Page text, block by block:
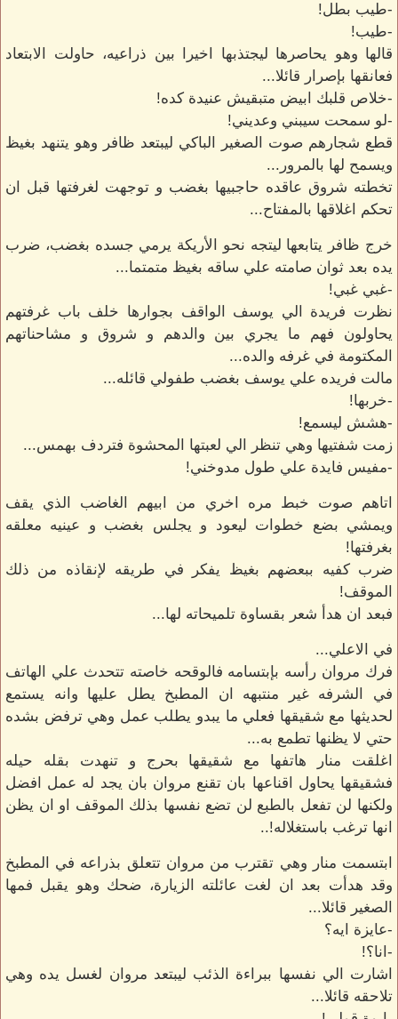
-طيب بطل!
-طيب!
قالها وهو يحاصرها ليجتذبها اخيرا بين ذراعيه، حاولت الابتعاد
فعانقها بإصرار قائلا...
-خلاص قلبك ابيض متبقيش عنيدة كده!
-لو سمحت سيبني وعديني!
قطع شجارهم صوت الصغير الباكي ليبتعد ظافر وهو يتنهد بغيظ
ويسمح لها بالمرور...
تخطته شروق عاقده حاجبيها بغضب و توجهت لغرفتها قبل ان
تحكم اغلاقها بالمفتاح...
خرج ظافر يتابعها ليتجه نحو الأريكة يرمي جسده بغضب، ضرب
يده بعد ثوان صامته علي ساقه بغيظ متمتما...
-غبي غبي!
نظرت فريدة الي يوسف الواقف بجوارها خلف باب غرفتهم
يحاولون فهم ما يجري بين والدهم و شروق و مشاحناتهم
المكتومة في غرفه والده...
مالت فريده علي يوسف بغضب طفولي قائله...
-خربها!
-هشش ليسمع!
زمت شفتيها وهي تنظر الي لعبتها المحشوة فتردف بهمس...
-مفيس فايدة علي طول مدوخني!
اتاهم صوت خبط مره اخري من ابيهم الغاضب الذي يقف
ويمشي بضع خطوات ليعود و يجلس بغضب و عينيه معلقه
بغرفتها!
ضرب كفيه ببعضهم بغيظ يفكر في طريقه لإنقاذه من ذلك
الموقف!
فبعد ان هدأ شعر بقساوة تلميحاته لها...
في الاعلي...
فرك مروان رأسه بإبتسامه فالوقحه خاصته تتحدث علي الهاتف
في الشرفه غير منتبهه ان المطبخ يطل عليها وانه يستمع
لحديثها مع شقيقها فعلي ما يبدو يطلب عمل وهي ترفض بشده
حتي لا يظنها تطمع به...
اغلقت منار هاتفها مع شقيقها بحرج و تنهدت بقله حيله
فشقيقها يحاول اقناعها بان تقنع مروان بان يجد له عمل افضل
ولكنها لن تفعل بالطبع لن تضع نفسها بذلك الموقف او ان يظن
انها ترغب باستغلاله!..
ابتسمت منار وهي تقترب من مروان تتعلق بذراعه في المطبخ
وقد هدأت بعد ان لغت عائلته الزيارة، ضحك وهو يقبل فمها
الصغير قائلا...
-عايزة ايه؟
-انا؟!
اشارت الي نفسها ببراءة الذئب ليبتعد مروان لغسل يده وهي
تلاحقه قائلا...